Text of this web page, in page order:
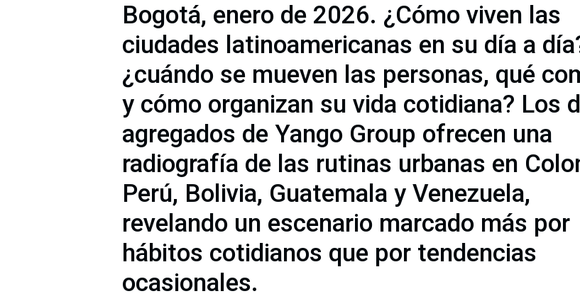
Bogotá, enero de 2026. ¿Cómo viven las
ciudades latinoamericanas en su día a
¿cuándo se mueven las personas, qué
y cómo organizan su vida cotidiana? Los
agregados de Yango Group ofrecen una
radiografía de las rutinas urbanas en
Perú, Bolivia, Guatemala y Venezuela,
revelando un escenario marcado más por
hábitos cotidianos que por tendencias
ocasionales.